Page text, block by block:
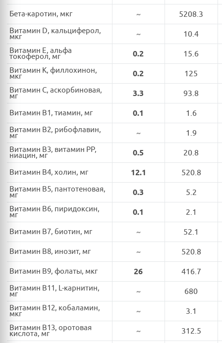
Бета-каротин, мкг ~ 5208.3
Витамин D, кальциферол,
мкг ~ 10.4
Витамин E, альфа
токоферол, мг 0.2 15.6
Витамин K, филлохинон,
мкг 0.2 125
Витамин C, аскорбиновая,
мг 3.3 93.8
Витамин B1, тиамин, мг 0.1 1.6
Витамин B2, рибофлавин,
мг ~ 1.9
Витамин B3, витамин PP,
ниацин, мг 0.5 20.8
Витамин B4, холин, мг 12.1 520.8
Витамин B5, пантотеновая,
мг 0.3 5.2
Витамин B6, пиридоксин,
мг 0.1 2.1
Витамин B7, биотин, мг ~ 52.1
Витамин B8, инозит, мг ~ 520.8
Витамин B9, фолаты, мкг 26 416.7
Витамин B11, L-карнитин,
мг ~ 680
Витамин B12, кобаламин,
мкг ~ 3.1
Витамин B13, оротовая
кислота, мг ~ 312.5